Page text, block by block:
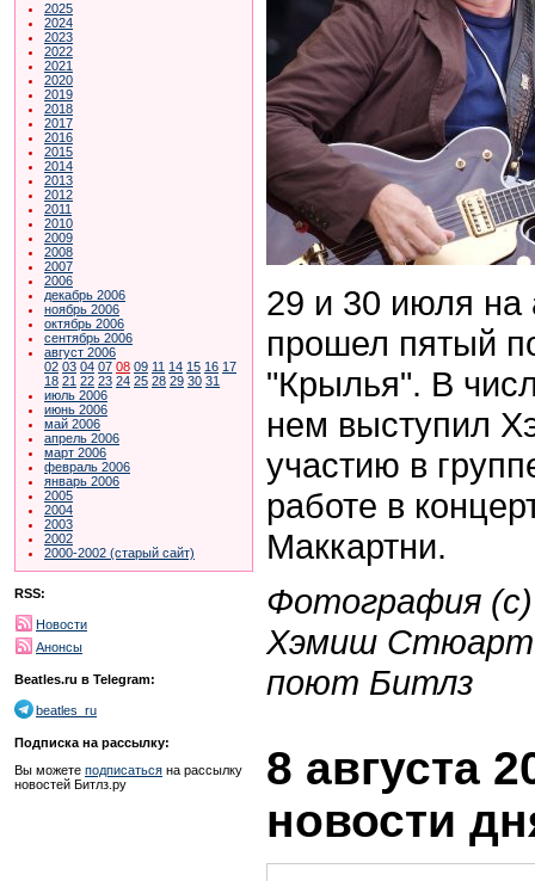
2025
2024
2023
2022
2021
2020
2019
2018
2017
2016
2015
2014
2013
2012
2011
2010
2009
2008
2007
2006
декабрь 2006
ноябрь 2006
октябрь 2006
сентябрь 2006
август 2006
02 03 04 07 08 09 11 14 15 16 17
18 21 22 23 24 25 28 29 30 31
июль 2006
июнь 2006
май 2006
апрель 2006
март 2006
февраль 2006
январь 2006
2005
2004
2003
2002
2000-2002 (старый сайт)
RSS:
Новости
Анонсы
Beatles.ru в Telegram:
beatles_ru
Подписка на рассылку:
Вы можете подписаться на рассылку
новостей Битлз.ру
29 и 30 июля
прошел пятый
"Крылья". В
нем выступил
участию в
работе в
Маккартни.
Фотография
Хэмиш Стюарт
поют Битлз
8 августа
новости